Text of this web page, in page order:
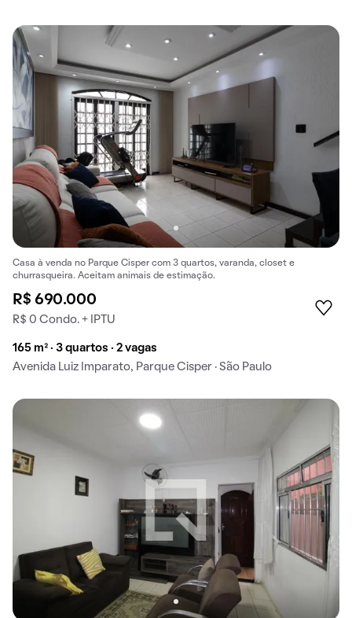
Casa à venda no Parque Cisper com 3 quartos, varanda, closet e
churrasqueira. Aceitam animais de estimação.
R$ 690.000
R$ 0 Condo. + IPTU
165 m² · 3 quartos · 2 vagas
Avenida Luiz Imparato, Parque Cisper · São Paulo